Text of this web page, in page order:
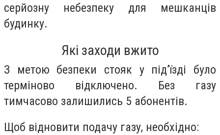
серйозну небезпеку для мешканців
будинку.
Які заходи вжито
З метою безпеки стояк у під’їзді було
терміново відключено. Без газу
тимчасово залишились 5 абонентів.
Щоб відновити подачу газу, необхідно: